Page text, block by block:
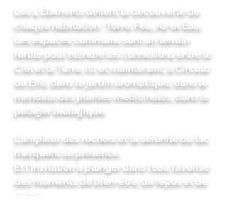
Les 4 Eléments défient la découverte de
chaque habitation : Terre, Feu, Air et Eau.
Les espaces communs sont un terrain
fertile pour étendre les connexions entre le
Ciel et la Terre, ici et maintenant, à Círculo
da Eira, dans le jardin aromatique, dans le
mandala des plantes médicinales, dans le
potager biologique.
L'ampleur des rochers et la sérénité du lac
marquent sa présence.
Et l'invitation à plonger dans l'eau favorise
des moments de bien-être, de repos et de
loisirs.